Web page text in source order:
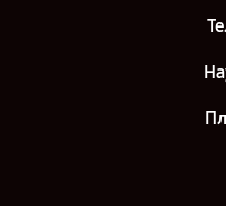
Ремонт телефона